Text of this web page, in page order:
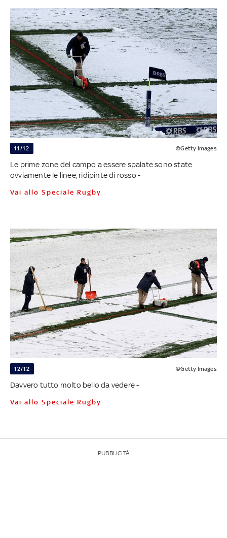
11/12 ©Getty Images
Le prime zone del campo a essere spalate sono state
ovviamente le linee, ridipinte di rosso -
Vai allo Speciale Rugby
12/12 ©Getty Images
Davvero tutto molto bello da vedere -
Vai allo Speciale Rugby
PUBBLICITÀ